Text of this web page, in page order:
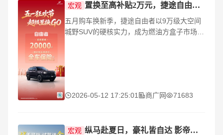
宏观 置换至高补贴2万元，捷途自由者高颜值、强动力、大空间，越野旅行新选择！
五月购车换新季，捷途自由者以9万级大空间
城野SUV的硬核实力，成为燃油方盒子市场新
2026-05-12 17:25:01 商广网 71683
宏观 纵马赴夏日，豪礼皆自达 影帝梁家辉实力背书EZ-60马年版上市 EZ-6超级置换季开启